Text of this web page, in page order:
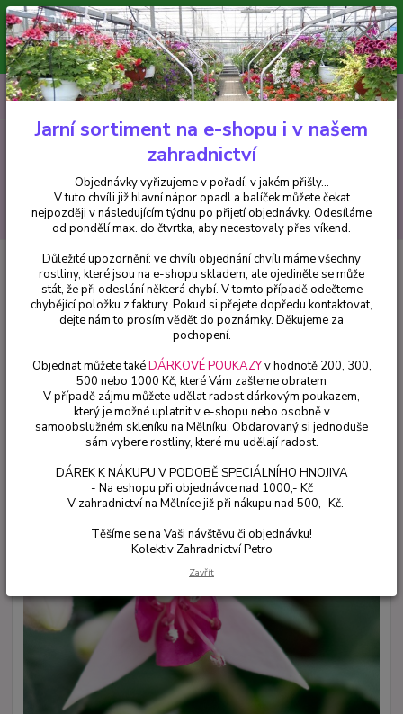
Minimální hodnota pro odeslání z e-shopu je 300 Kč.
V tuto chvíli již hlavní nápor objednávek opadl a balíček můžete čekat
nejpozději v následujícím týdnu po přijetí objednávky. Objednávky
vyřizujeme v pořadí, v jakém přišly...
CZK
Hledat
+420 602 223 614 0ks
za0 Kč
Fuchsie Minirose Fuchsie (de Graaf NL 1981) - cena na prodejně
Minirose Fuchsie (de Graaf NL
1981) - cena na prodejně
Jarní sortiment na e-shopu i v našem
zahradnictví
Objednávky vyřizujeme v pořadí, v jakém přišly...
V tuto chvíli již hlavní nápor opadl a balíček můžete čekat
nejpozději v následujícím týdnu po přijetí objednávky. Odesíláme
od pondělí max. do čtvrtka, aby necestovaly přes víkend.
Důležité upozornění: ve chvíli objednání chvíli máme všechny
rostliny, které jsou na e-shopu skladem, ale ojediněle se může
stát, že při odeslání některá chybí. V tomto případě odečteme
chybějící položku z faktury. Pokud si přejete dopředu kontaktovat,
dejte nám to prosím vědět do poznámky. Děkujeme za
pochopení.
Objednat můžete takéDÁRKOVÉ POUKAZYv hodnotě 200, 300,
500 nebo 1000 Kč, které Vám zašleme obratem
V případě zájmu můžete udělat radost dárkovým poukazem,
který je možné uplatnit v e-shopu nebo osobně v
samoobslužném skleníku na Mělníku. Obdarovaný si jednoduše
sám vybere rostliny, které mu udělají radost.
DÁREK K NÁKUPU V PODOBĚ SPECIÁLNÍHO HNOJIVA
- Na eshopu při objednávce nad 1000,- Kč
- V zahradnictví na Mělníce již při nákupu nad 500,- Kč.
Těšíme se na Vaši návštěvu či objednávku!
Kolektiv Zahradnictví Petro
Zavřít